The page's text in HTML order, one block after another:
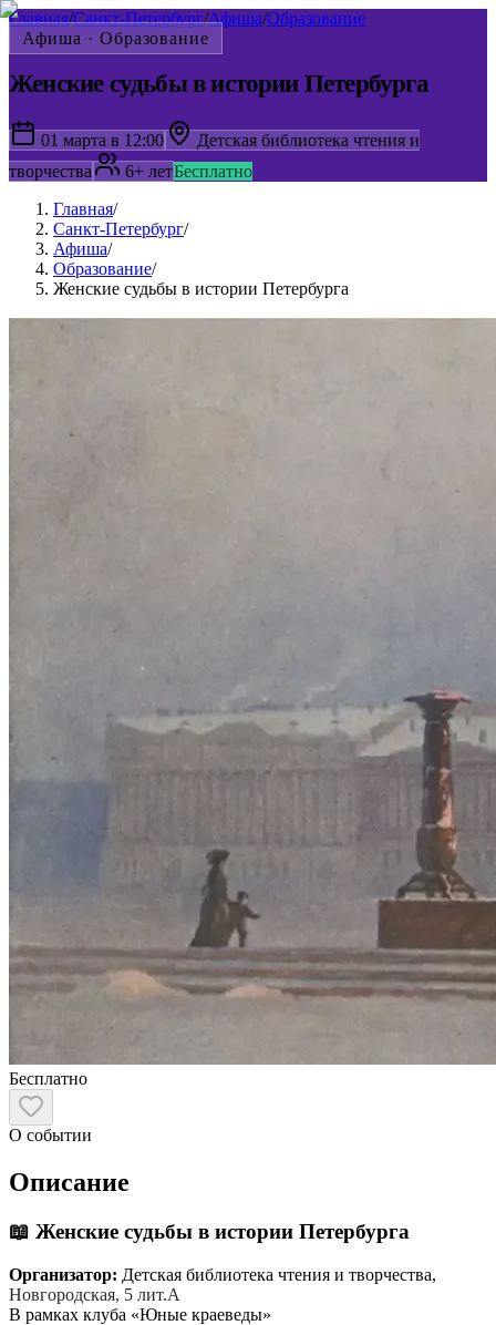
Главная/Санкт-Петербург/Афиша/Образование
Афиша · Образование
Женские судьбы в истории Петербурга
01 марта в 12:00
Детская библиотека чтения и
творчества
6+ летБесплатно
Главная/
Санкт-Петербург/
Афиша/
Образование/
Женские судьбы в истории Петербурга
Бесплатно
О событии
Описание
📖 Женские судьбы в истории Петербурга
Организатор: Детская библиотека чтения и творчества,
Новгородская, 5 лит.А
В рамках клуба «Юные краеведы»